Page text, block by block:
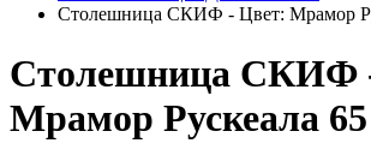
Столешница СКИФ - Цвет: Мрамор
Столешница СКИФ
Мрамор Рускеала 65